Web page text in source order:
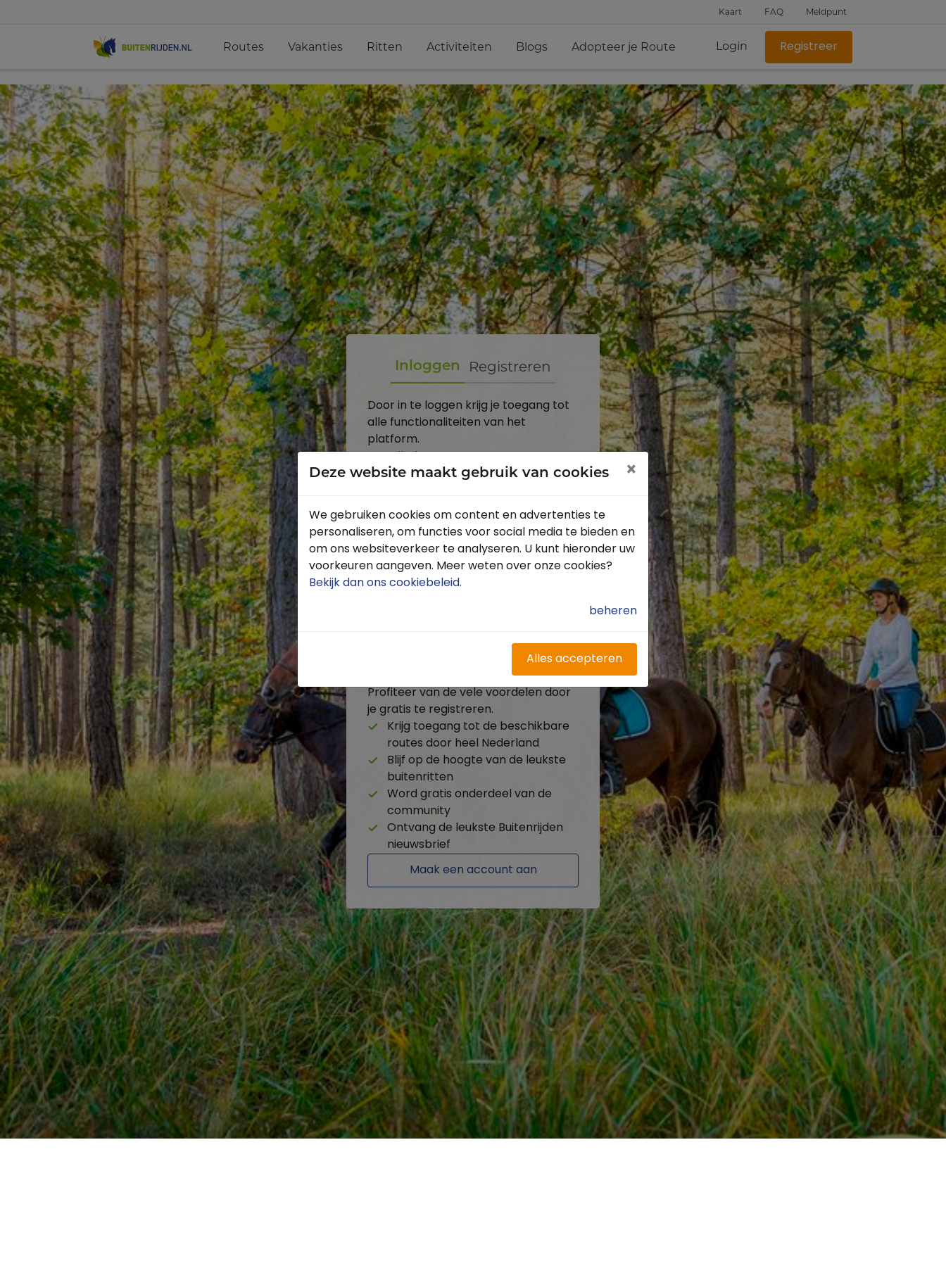
Kaart FAQ Meldpunt
Routes Vakanties Ritten Activiteiten Blogs Adopteer je Route Login Registreer
Inloggen Registreren
Door in te loggen krijg je toegang tot
alle functionaliteiten van het
platform.
Toon
Inloggen
Wachtwoord vergeten?
Heb je nog geen account?
Profiteer van de vele voordelen door
je gratis te registreren.
Krijg toegang tot de beschikbare
routes door heel Nederland
Blijf op de hoogte van de leukste
buitenritten
Word gratis onderdeel van de
community
Ontvang de leukste Buitenrijden
nieuwsbrief
Maak een account aan
Deze website maakt gebruik van cookies ×
We gebruiken cookies om content en advertenties te
personaliseren, om functies voor social media te bieden en
om ons websiteverkeer te analyseren. U kunt hieronder uw
voorkeuren aangeven. Meer weten over onze cookies?
Bekijk dan ons cookiebeleid.
beheren
Alles accepteren